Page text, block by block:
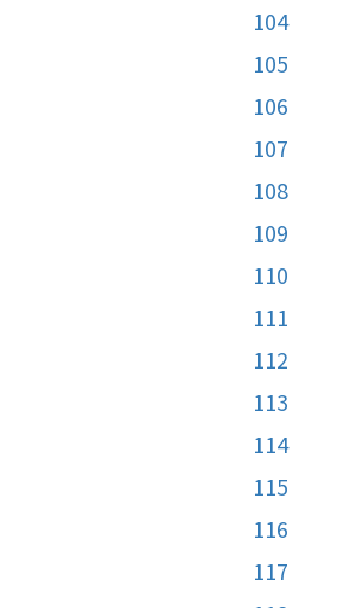
104
105
106
107
108
109
110
111
112
113
114
115
116
117